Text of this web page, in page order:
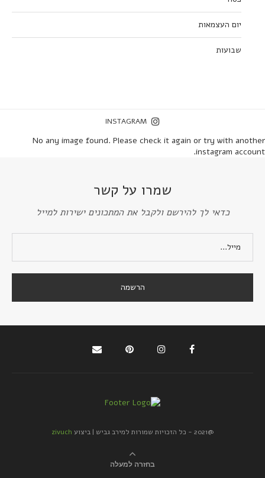
יום העצמאות
שבועות
INSTAGRAM
No any image found. Please check it again or try with another
instagram account.
שמרו על קשר
כדאי לך להירשם ולקבל את המתכונים ישירות למייל
@2021 - כל הזכויות שמורות למירב גביש | ביצוע zivuch
בחזרה למעלה